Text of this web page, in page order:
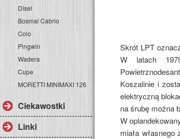
Disel
Bosmal Cabrio
Colo
Pingwin
Wadera
Cupe
MORETTI MINIMAXI 126
Ciekawostki
Linki
Skrót LPT
W latach
Koszalinie i
elektryczną
na śrubę można
W
miała